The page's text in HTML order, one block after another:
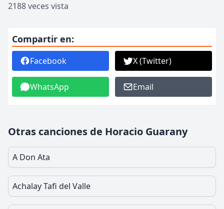
2188 veces vista
Compartir en:
Facebook X (Twitter)
WhatsApp Email
Otras canciones de Horacio Guarany
A Don Ata
Achalay Tafi del Valle